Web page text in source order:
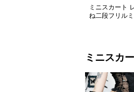
ミニスカート
ね二段フリル
ミニスカ